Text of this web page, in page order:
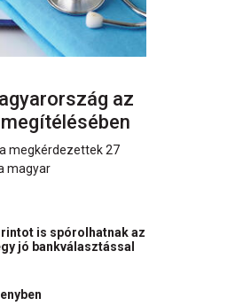
az
megkérdezettek 27
magyar
is spórolhatnak az
jó bankválasztással